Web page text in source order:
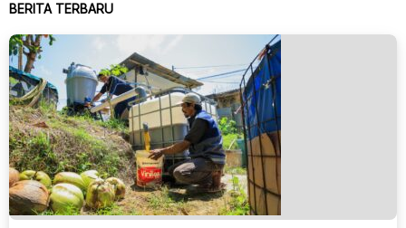
BERITA TERBARU